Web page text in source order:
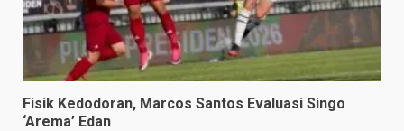
Fisik Kedodoran, Marcos Santos Evaluasi Singo
‘Arema’ Edan